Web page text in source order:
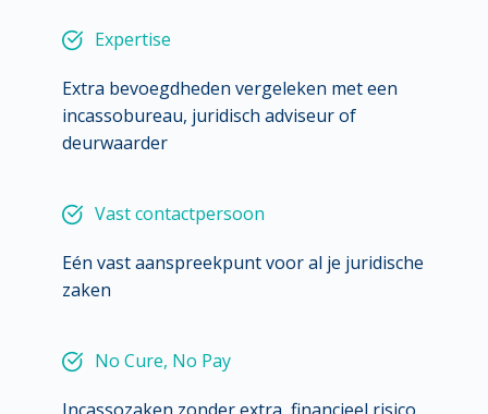
Expertise
Extra bevoegdheden vergeleken met een
incassobureau, juridisch adviseur of
deurwaarder
Vast contactpersoon
Eén vast aanspreekpunt voor al je juridische
zaken
No Cure, No Pay